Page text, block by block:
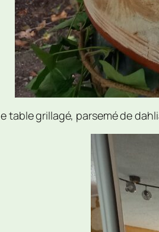
table grillagé, parsemé de